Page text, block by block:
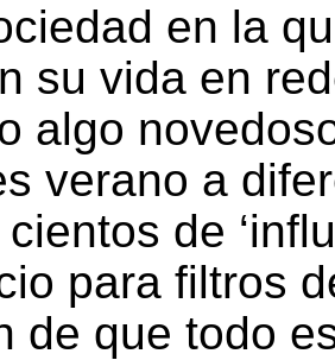
en la
su vida en
algo
verano a
de
para filtros
de que todo